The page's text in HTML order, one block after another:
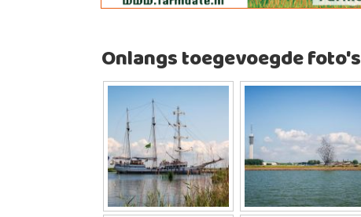
Onlangs toegevoegde foto's